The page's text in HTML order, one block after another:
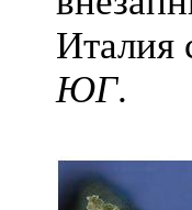
Италия
ЮГ.